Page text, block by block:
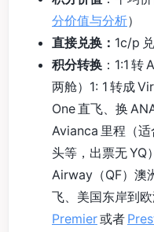
分价值与分析）
直接兑换： 1c/p
积分转换 ：1:1
两舱）1: 1 转成
One 直飞、换
Avianca 里程（
头等，出票无 YQ
Airway（QF）澳
飞、美国东岸到
Premier或者